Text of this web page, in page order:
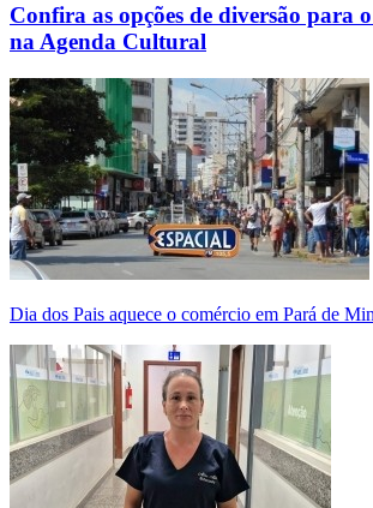
Confira as opções de diversão para
na Agenda Cultural
Dia dos Pais aquece o comércio em Pará de